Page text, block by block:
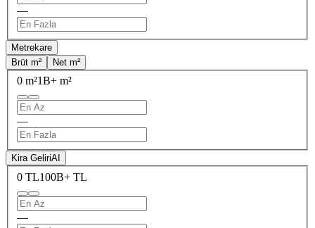
—
Metrekare
Brüt m²
Net m²
0 m²1B+ m²
—
Kira GeliriAI
0 TL100B+ TL
—